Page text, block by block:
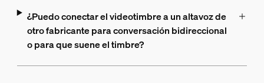
¿Puedo conectar el videotimbre a un altavoz de
otro fabricante para conversación bidireccional
o para que suene el timbre?